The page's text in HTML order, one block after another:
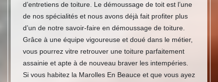
d’entretiens de toiture. Le démoussage de toit est l’une
de nos spécialités et nous avons déjà fait profiter plus
d’un de notre savoir-faire en démoussage de toiture.
Grâce à une équipe vigoureuse et doué dans le métier,
vous pourrez vitre retrouver une toiture parfaitement
assainie et apte à de nouveau braver les intempéries.
Si vous habitez la Marolles En Beauce et que vous ayez